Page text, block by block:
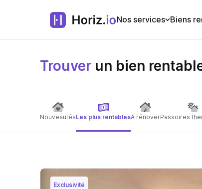
Nos services Biens
Trouver un bien
NouveautésLes plus rentablesA rénoverPassoires
Exclusivité